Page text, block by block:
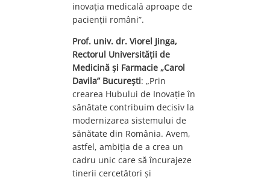
inovația medicală aproape de
pacienții români”.
Prof. univ. dr. Viorel Jinga,
Rectorul Universității de
Medicină și Farmacie „Carol
Davila” București: „Prin
crearea Hubului de Inovație în
sănătate contribuim decisiv la
modernizarea sistemului de
sănătate din România. Avem,
astfel, ambiția de a crea un
cadru unic care să încurajeze
tinerii cercetători și